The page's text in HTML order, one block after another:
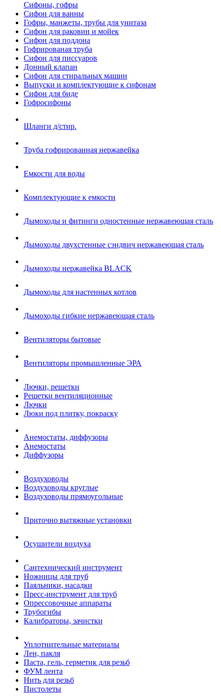
Сифоны, гофры
Сифон для ванны
Гофры, манжеты, трубы для унитаза
Сифон для раковин и мойек
Сифон для поддона
Гофрированая труба
Сифон для писсуаров
Донный клапан
Сифон для стиральных машин
Выпуски и комплектующие к сифонам
Сифон для биде
Гофросифоны
Шланги д/стир.
Труба гофрированная нержавейка
Емкости для воды
Комплектующие к емкости
Дымоходы и фитинги одностенные нержавеющая сталь
Дымоходы двухстенные сэндвич нержавеющая сталь
Дымоходы нержавейка BLACK
Дымоходы для настенных котлов
Дымоходы гибкие нержавеющая сталь
Вентиляторы бытовые
Вентиляторы промышленные ЭРА
Лючки, решетки
Решетки вентиляционные
Лючки
Люки под плитку, покраску
Анемостаты, диффузоры
Анемостаты
Диффузоры
Воздуховоды
Воздуховоды круглые
Воздуховоды прямоугольные
Приточно вытяжные установки
Осушители воздуха
Сантехнический инструмент
Ножницы для труб
Паяльники, насадки
Пресс-инструмент для труб
Опрессовочные аппараты
Трубогибы
Калибраторы, зачистки
Уплотнительные материалы
Лен, пакля
Паста, гель, герметик для резьб
ФУМ лента
Нить для резьб
Пистолеты